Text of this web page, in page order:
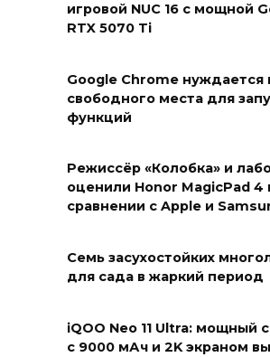
игровой NUC 16 с мощной
RTX 5070 Ti
Google Chrome нуждается
свободного места для
функций
Режиссёр «Колобка» и
оценили Honor MagicPad 4
сравнении с Apple и
Семь засухостойких
для сада в жаркий период
iQOO Neo 11 Ultra: мощный
с 9000 мАч и 2K экраном